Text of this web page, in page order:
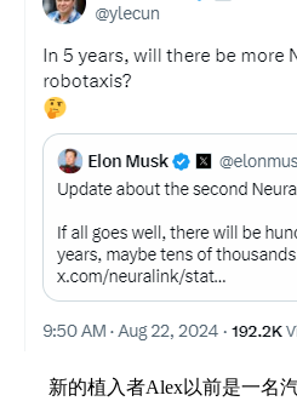
新的植入者Alex以前是一名汽